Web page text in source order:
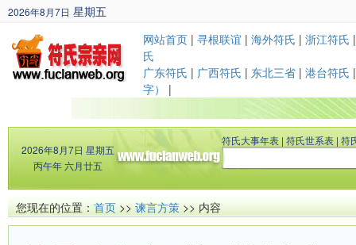
2026年8月7日 星期五
丙午年 六月廿五 网站首页 | 寻根联谊 | 海外符氏 | 浙江符氏
氏
广东符氏 | 广西符氏 | 东北三省 | 港台符氏
字）
|
2026年8月7日 星期五
丙午年 六月廿五
符氏大事年表 | 符氏世系表 | 符
您现在的位置：首页>>谏言方策>> 内容